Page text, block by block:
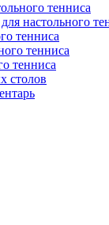
тенниса
настольного
тенниса
тенниса
тенниса
столов